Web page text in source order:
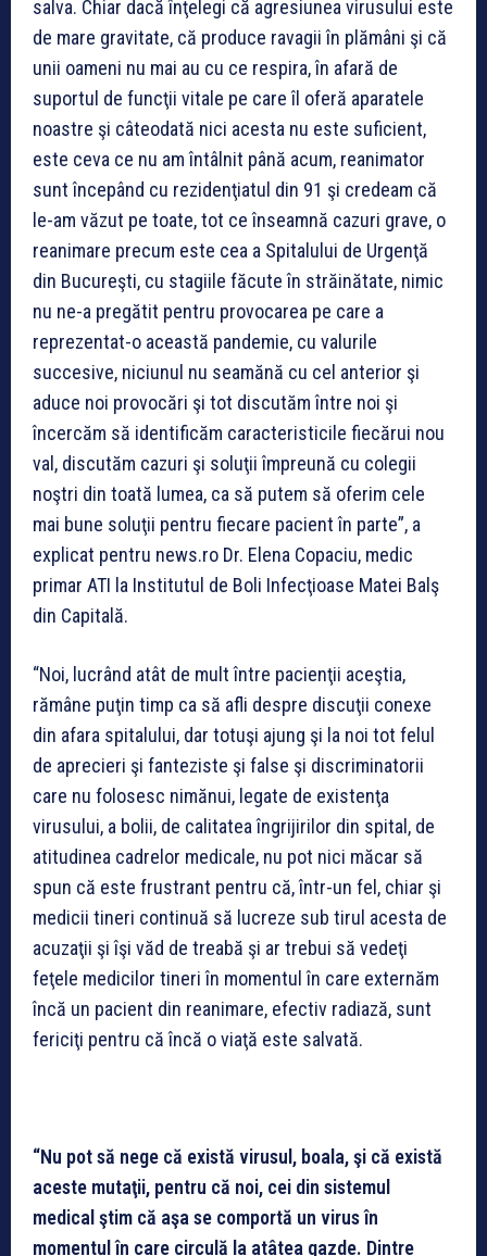
salva. Chiar dacă înţelegi că agresiunea virusului este
de mare gravitate, că produce ravagii în plămâni şi că
unii oameni nu mai au cu ce respira, în afară de
suportul de funcţii vitale pe care îl oferă aparatele
noastre şi câteodată nici acesta nu este suficient,
este ceva ce nu am întâlnit până acum, reanimator
sunt începând cu rezidenţiatul din 91 şi credeam că
le-am văzut pe toate, tot ce înseamnă cazuri grave, o
reanimare precum este cea a Spitalului de Urgenţă
din Bucureşti, cu stagiile făcute în străinătate, nimic
nu ne-a pregătit pentru provocarea pe care a
reprezentat-o această pandemie, cu valurile
succesive, niciunul nu seamănă cu cel anterior şi
aduce noi provocări şi tot discutăm între noi şi
încercăm să identificăm caracteristicile fiecărui nou
val, discutăm cazuri şi soluţii împreună cu colegii
noştri din toată lumea, ca să putem să oferim cele
mai bune soluţii pentru fiecare pacient în parte”, a
explicat pentru news.ro Dr. Elena Copaciu, medic
primar ATI la Institutul de Boli Infecţioase Matei Balş
din Capitală.
“Noi, lucrând atât de mult între pacienţii aceştia,
rămâne puţin timp ca să afli despre discuţii conexe
din afara spitalului, dar totuşi ajung şi la noi tot felul
de aprecieri şi fanteziste şi false şi discriminatorii
care nu folosesc nimănui, legate de existenţa
virusului, a bolii, de calitatea îngrijirilor din spital, de
atitudinea cadrelor medicale, nu pot nici măcar să
spun că este frustrant pentru că, într-un fel, chiar şi
medicii tineri continuă să lucreze sub tirul acesta de
acuzaţii şi îşi văd de treabă şi ar trebui să vedeţi
feţele medicilor tineri în momentul în care externăm
încă un pacient din reanimare, efectiv radiază, sunt
fericiţi pentru că încă o viaţă este salvată.
“Nu pot să nege că există virusul, boala, şi că există
aceste mutaţii, pentru că noi, cei din sistemul
medical ştim că aşa se comportă un virus în
momentul în care circulă la atâtea gazde. Dintre